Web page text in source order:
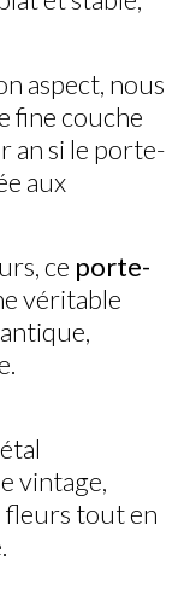
aspect, nous
fine couche
an si le porte-
aux
ce porte-
véritable
vintage,
fleurs tout en